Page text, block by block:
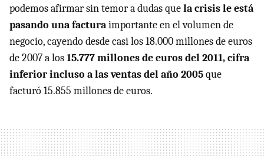
podemos afirmar sin temor a dudas quela crisis le está
pasando una facturaimportante en el volumen de
negocio, cayendo desde casi los 18.000 millones de euros
de 2007 a los15.777 millones de euros del 2011, cifra
inferior incluso a las ventas del año 2005que
facturó 15.855 millones de euros.